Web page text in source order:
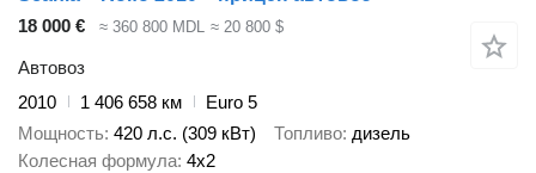
18 000 €
≈ 360 800 MDL ≈ 20 800 $
Автовоз
2010
1 406 658 км
Euro 5
Мощность 420 л.с. (309 кВт) Топливо дизель
Колесная формула 4x2